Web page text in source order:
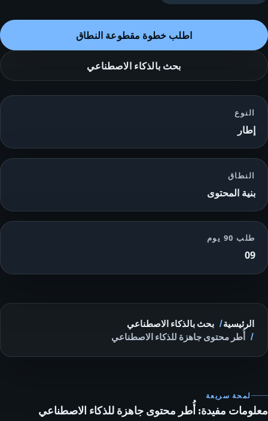
اطلب خطوة مقطوعة النطاق
بحث بالذكاء الاصطناعي
النوع
إطار
النطاق
بنية المحتوى
طلب 90 يوم
09
الرئيسية
بحث بالذكاء الاصطناعي
أُطر محتوى جاهزة للذكاء الاصطناعي
لمحة سريعة
معلومات مفيدة: أُطر محتوى جاهزة للذكاء الاصطناعي